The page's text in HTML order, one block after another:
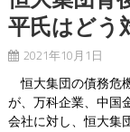
平氏はどう
2021年10月1日
恒大集団の債務危
が、万科企業、中国
会社に対し、恒大集